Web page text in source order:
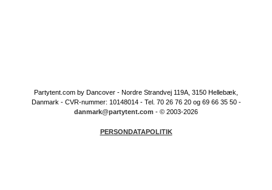
Partytent.com by Dancover - Nordre Strandvej 119A, 3150 Hellebæk,
Danmark - CVR-nummer: 10148014 - Tel. 70 26 76 20 og 69 66 35 50 -
danmark@partytent.com - © 2003-2026
PERSONDATAPOLITIK